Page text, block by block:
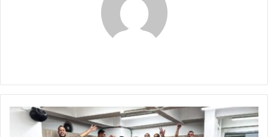
Santa